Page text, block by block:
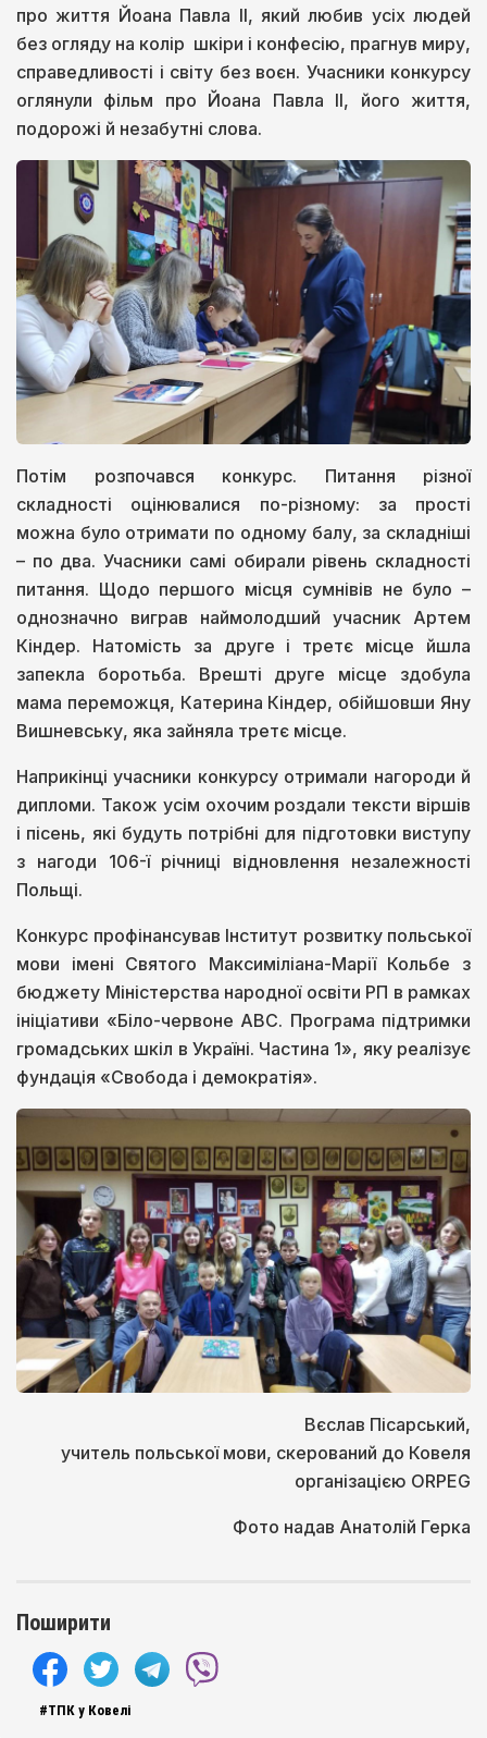
про життя Йоана Павла ІІ, який любив усіх людей
без огляду на колір шкіри і конфесію, прагнув миру,
справедливості і світу без воєн. Учасники конкурсу
оглянули фільм про Йоана Павла ІІ, його життя,
подорожі й незабутні слова.
Потім розпочався конкурс. Питання різної
складності оцінювалися по-різному: за прості
можна було отримати по одному балу, за складніші
– по два. Учасники самі обирали рівень складності
питання. Щодо першого місця сумнівів не було –
однозначно виграв наймолодший учасник Артем
Кіндер. Натомість за друге і третє місце йшла
запекла боротьба. Врешті друге місце здобула
мама переможця, Катерина Кіндер, обійшовши Яну
Вишневську, яка зайняла третє місце.
Наприкінці учасники конкурсу отримали нагороди й
дипломи. Також усім охочим роздали тексти віршів
і пісень, які будуть потрібні для підготовки виступу
з нагоди 106-ї річниці відновлення незалежності
Польщі.
Конкурс профінансував Інститут розвитку польської
мови імені Святого Максиміліана-Марії Кольбе з
бюджету Міністерства народної освіти РП в рамках
ініціативи «Біло-червоне АВС. Програма підтримки
громадських шкіл в Україні. Частина 1», яку реалізує
фундація «Свобода і демократія».
Вєслав Пісарський,
учитель польської мови, скерований до Ковеля
організацією ORPEG
Фото надав Анатолій Герка
Поширити
#ТПК у Ковелі